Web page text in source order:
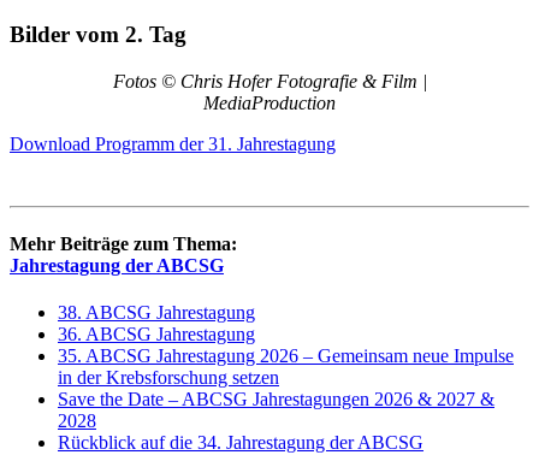
Bilder vom 2. Tag
Fotos © Chris Hofer Fotografie & Film |
MediaProduction
Download Programm der 31. Jahrestagung
Mehr Beiträge zum Thema:
Jahrestagung der ABCSG
38. ABCSG Jahrestagung
36. ABCSG Jahrestagung
35. ABCSG Jahrestagung 2026 – Gemeinsam neue Impulse
in der Krebsforschung setzen
Save the Date – ABCSG Jahrestagungen 2026 & 2027 &
2028
Rückblick auf die 34. Jahrestagung der ABCSG